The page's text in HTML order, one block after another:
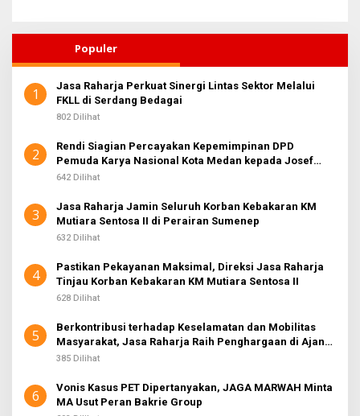
Populer
1
Jasa Raharja Perkuat Sinergi Lintas Sektor Melalui
FKLL di Serdang Bedagai
802 Dilihat
2
Rendi Siagian Percayakan Kepemimpinan DPD
Pemuda Karya Nasional Kota Medan kepada Josef
Sembiring
642 Dilihat
3
Jasa Raharja Jamin Seluruh Korban Kebakaran KM
Mutiara Sentosa II di Perairan Sumenep
632 Dilihat
4
Pastikan Pekayanan Maksimal, Direksi Jasa Raharja
Tinjau Korban Kebakaran KM Mutiara Sentosa II
628 Dilihat
5
Berkontribusi terhadap Keselamatan dan Mobilitas
Masyarakat, Jasa Raharja Raih Penghargaan di Ajang
Transportasi Indonesia Awards 2026
385 Dilihat
6
Vonis Kasus PET Dipertanyakan, JAGA MARWAH Minta
MA Usut Peran Bakrie Group